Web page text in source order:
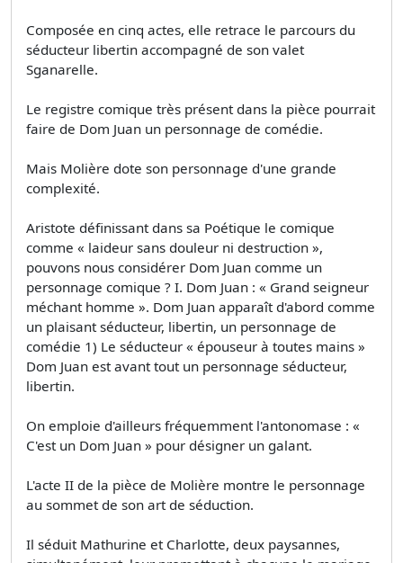
Composée en cinq actes, elle retrace le parcours du
séducteur libertin accompagné de son valet
Sganarelle.
Le registre comique très présent dans la pièce pourrait
faire de Dom Juan un personnage de comédie.
Mais Molière dote son personnage d'une grande
complexité.
Aristote définissant dans sa Poétique le comique
comme « laideur sans douleur ni destruction »,
pouvons nous considérer Dom Juan comme un
personnage comique ? I. Dom Juan : « Grand seigneur
méchant homme ». Dom Juan apparaît d'abord comme
un plaisant séducteur, libertin, un personnage de
comédie 1) Le séducteur « épouseur à toutes mains »
Dom Juan est avant tout un personnage séducteur,
libertin.
On emploie d'ailleurs fréquemment l'antonomase : «
C'est un Dom Juan » pour désigner un galant.
L'acte II de la pièce de Molière montre le personnage
au sommet de son art de séduction.
Il séduit Mathurine et Charlotte, deux paysannes,